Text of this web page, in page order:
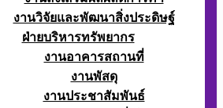
งานวิจัยและพัฒนาสิ่งประดิษฐ์
ฝ่ายบริหารทรัพยากร
งานอาคารสถานที่
งานพัสดุ
งานประชาสัมพันธ์